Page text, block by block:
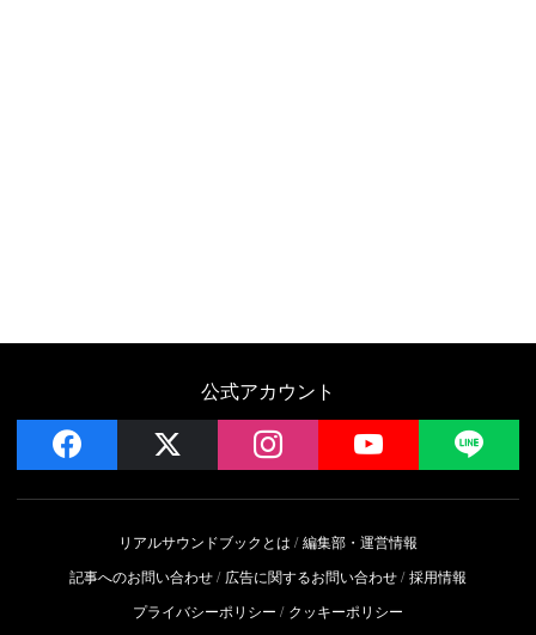
公式アカウント
facebook instagram YouTube
リアルサウンドブックとは
編集部・運営情報
記事へのお問い合わせ
広告に関するお問い合わせ 採用情報
プライバシーポリシー
クッキーポリシー